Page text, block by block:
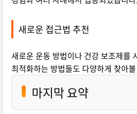
새로운 접근법 추천
새로운 운동 방법이나 건강 보조제를
최적화하는 방법들도 다양하게 찾아
마지막 요약